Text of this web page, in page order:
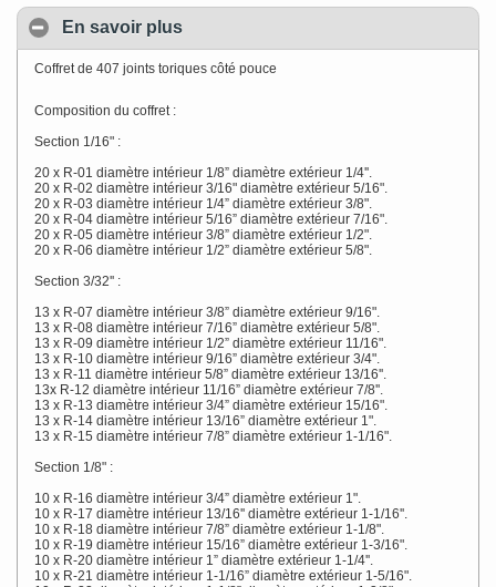
En savoir plus
Coffret de 407 joints toriques côté pouce
Composition du coffret :
Section 1/16" :
20 x R-01 diamètre intérieur 1/8” diamètre extérieur 1/4''.
20 x R-02 diamètre intérieur 3/16" diamètre extérieur 5/16".
20 x R-03 diamètre intérieur 1/4” diamètre extérieur 3/8".
20 x R-04 diamètre intérieur 5/16” diamètre extérieur 7/16".
20 x R-05 diamètre intérieur 3/8” diamètre extérieur 1/2".
20 x R-06 diamètre intérieur 1/2” diamètre extérieur 5/8".
Section 3/32'' :
13 x R-07 diamètre intérieur 3/8” diamètre extérieur 9/16".
13 x R-08 diamètre intérieur 7/16” diamètre extérieur 5/8".
13 x R-09 diamètre intérieur 1/2” diamètre extérieur 11/16".
13 x R-10 diamètre intérieur 9/16” diamètre extérieur 3/4".
13 x R-11 diamètre intérieur 5/8” diamètre extérieur 13/16''.
13x R-12 diamètre intérieur 11/16” diamètre extérieur 7/8''.
13 x R-13 diamètre intérieur 3/4” diamètre extérieur 15/16".
13 x R-14 diamètre intérieur 13/16” diamètre extérieur 1".
13 x R-15 diamètre intérieur 7/8” diamètre extérieur 1-1/16".
Section 1/8" :
10 x R-16 diamètre intérieur 3/4” diamètre extérieur 1".
10 x R-17 diamètre intérieur 13/16'' diamètre extérieur 1-1/16''.
10 x R-18 diamètre intérieur 7/8” diamètre extérieur 1-1/8".
10 x R-19 diamètre intérieur 15/16” diamètre extérieur 1-3/16".
10 x R-20 diamètre intérieur 1” diamètre extérieur 1-1/4''.
10 x R-21 diamètre intérieur 1-1/16” diamètre extérieur 1-5/16".